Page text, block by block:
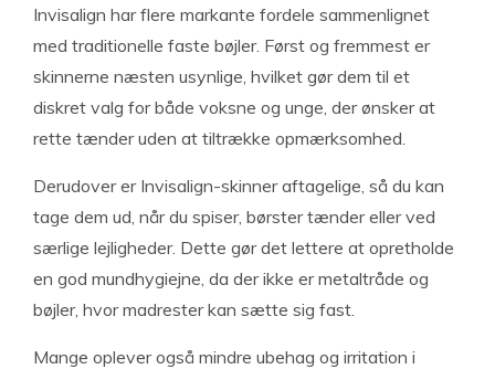
Invisalign har flere markante fordele sammenlignet
med traditionelle faste bøjler. Først og fremmest er
skinnerne næsten usynlige, hvilket gør dem til et
diskret valg for både voksne og unge, der ønsker at
rette tænder uden at tiltrække opmærksomhed.
Derudover er Invisalign-skinner aftagelige, så du kan
tage dem ud, når du spiser, børster tænder eller ved
særlige lejligheder. Dette gør det lettere at opretholde
en god mundhygiejne, da der ikke er metaltråde og
bøjler, hvor madrester kan sætte sig fast.
Mange oplever også mindre ubehag og irritation i